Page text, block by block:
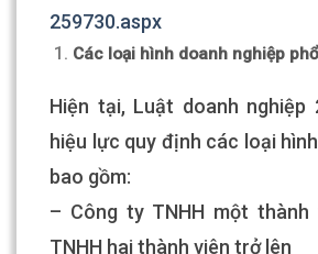
259730.aspx
Các loại hình doanh nghiệp
Hiện tại, Luật doanh nghiệp
hiệu lực quy định các loại
bao gồm:
– Công ty TNHH một
TNHH hai thành viên trở lên